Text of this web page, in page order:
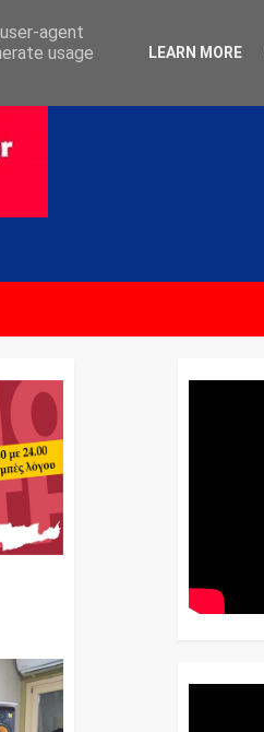
agent
usage
LEARN MORE